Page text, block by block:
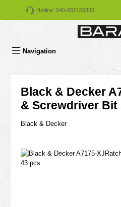
Zum Hauptinhalt springen
Hotline: 040-882159333
Navigation
Black & Decker
& Screwdriver Bit
Black & Decker
Bildergalerie überspringen